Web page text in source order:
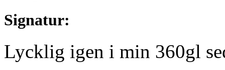
Signatur:
Lycklig igen i min 360gl